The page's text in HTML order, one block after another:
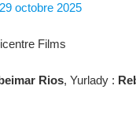
octobre 2025
Films
Rios, Yurlady :